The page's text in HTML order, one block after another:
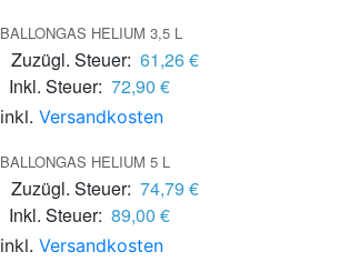
BALLONGAS HELIUM 3,5 L
Zuzügl. Steuer: 61,26 €
Inkl. Steuer: 72,90 €
inkl. Versandkosten
BALLONGAS HELIUM 5 L
Zuzügl. Steuer: 74,79 €
Inkl. Steuer: 89,00 €
inkl. Versandkosten